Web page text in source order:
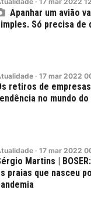
Apanhar um avião
Só precisa de
· 17 mar 2022
retiros de
no mundo
· 17 mar 2022
Martins |
praias que nasceu